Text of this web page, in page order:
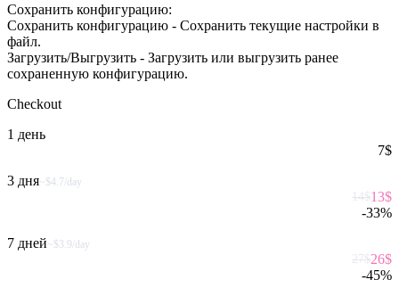
Сохранить конфигурацию:
Сохранить конфигурацию - Сохранить текущие настройки в
файл.
Загрузить/Выгрузить - Загрузить или выгрузить ранее
сохраненную конфигурацию.
Checkout
1 день
7$
3 дня~$4.7/day
14$13$
-33%
7 дней~$3.9/day
27$26$
-45%